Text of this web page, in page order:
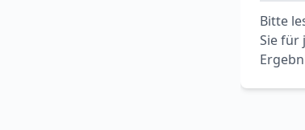
Bitte
Sie für